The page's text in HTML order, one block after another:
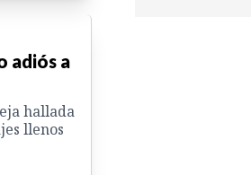
adiós a
hallada
llenos